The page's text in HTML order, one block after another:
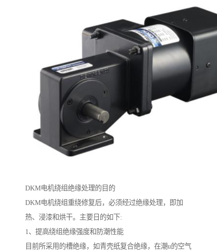
DKM电机绕组绝缘处理的目的
DKM电机绕组重绕修复后，必须经过绝缘处理，即加
热、浸漆和烘干。主要日的如下:
1、提高绕组绝缘强度和防潮性能
目前所采用的槽绝缘，如青壳纸复合绝缘，在潮u的空气